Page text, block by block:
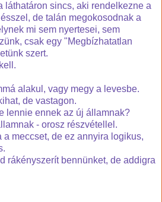
láthatáron sincs, aki rendelkezne a
de talán megokosodnak a
mi sem nyertesei, sem
csak egy "Megbízhatatlan
szert.
alakul, vagy megy a levesbe.
de vastagon.
lennie ennek az új államnak?
- orosz részvétellel.
meccset, de ez annyira logikus,
rákényszerít bennünket, de addigra